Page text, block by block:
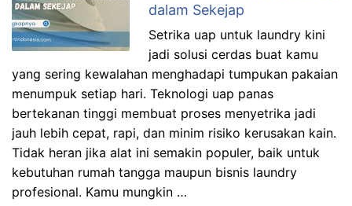
dalam Sekejap
Setrika uap untuk laundry kini
jadi solusi cerdas buat kamu
yang sering kewalahan menghadapi tumpukan pakaian
menumpuk setiap hari. Teknologi uap panas
bertekanan tinggi membuat proses menyetrika jadi
jauh lebih cepat, rapi, dan minim risiko kerusakan kain.
Tidak heran jika alat ini semakin populer, baik untuk
kebutuhan rumah tangga maupun bisnis laundry
profesional. Kamu mungkin …